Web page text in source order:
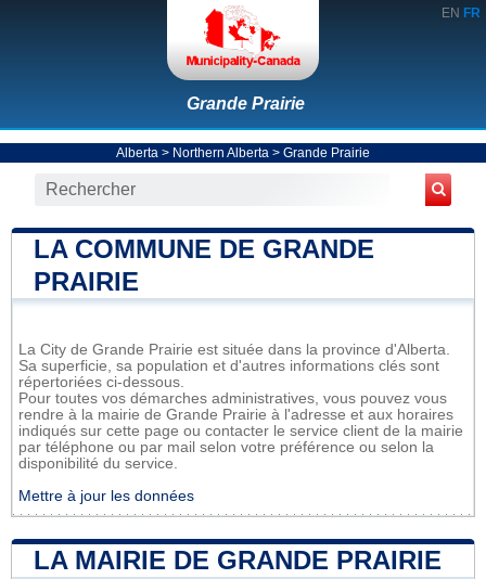
EN FR
Grande Prairie
Alberta > Northern Alberta > Grande Prairie
LA COMMUNE DE GRANDE
PRAIRIE
La City de Grande Prairie est située dans la province d'Alberta.
Sa superficie, sa population et d'autres informations clés sont
répertoriées ci-dessous.
Pour toutes vos démarches administratives, vous pouvez vous
rendre à la mairie de Grande Prairie à l'adresse et aux horaires
indiqués sur cette page ou contacter le service client de la mairie
par téléphone ou par mail selon votre préférence ou selon la
disponibilité du service.
Mettre à jour les données
LA MAIRIE DE GRANDE PRAIRIE